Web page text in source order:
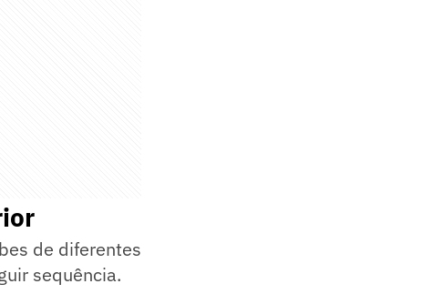
de diferentes
sequência.